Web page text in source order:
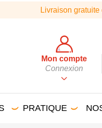
Livraison
Mon compte
Connexion
PRATIQUE